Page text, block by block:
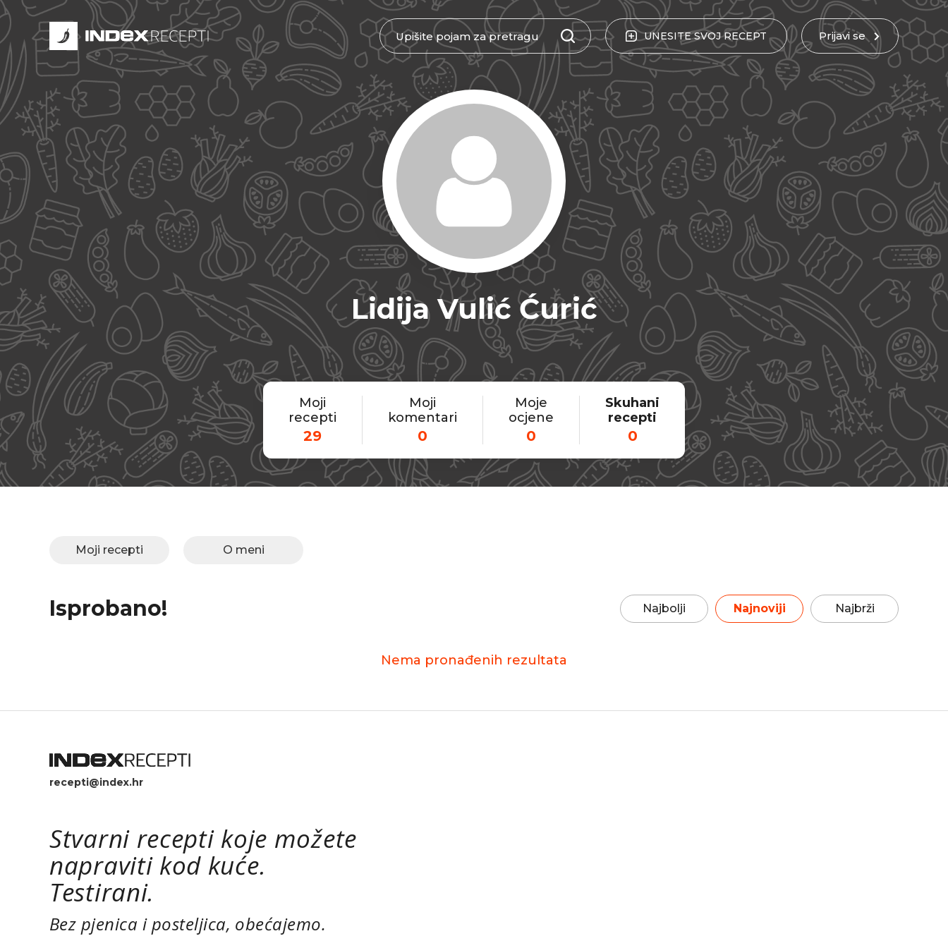
UNESITESVOJRECEPT Prijavi se
Lidija Vulić Ćurić
Moji
recepti
29
Moji
komentari
0
Moje
ocjene
0
Skuhani
recepti
0
Moji recepti O meni
Isprobano! Najbolji Najnoviji Najbrži
Nema pronađenih rezultata
recepti@index.hr
Stvarni recepti koje možete
napraviti kod kuće.
Testirani.
Bez pjenica i posteljica, obećajemo.